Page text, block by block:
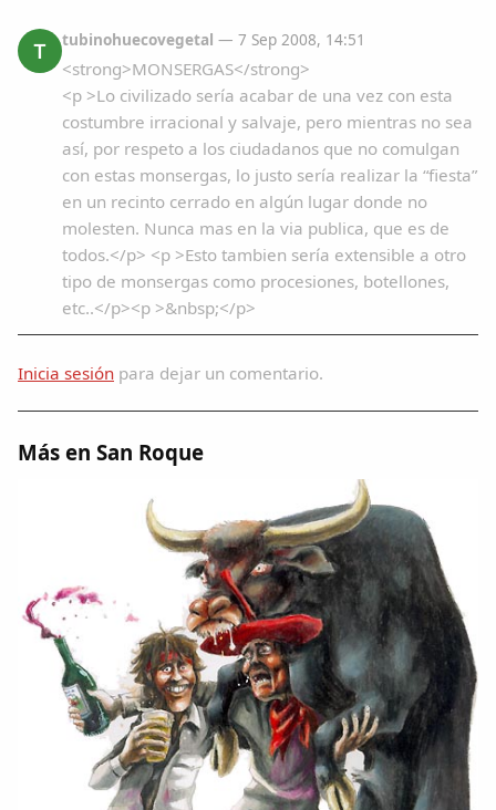
T tubinohuecovegetal — 7 Sep 2008, 14:51
<strong>MONSERGAS</strong>
<p >Lo civilizado sería acabar de una vez con esta
costumbre irracional y salvaje, pero mientras no sea
así, por respeto a los ciudadanos que no comulgan
con estas monsergas, lo justo sería realizar la “fiesta”
en un recinto cerrado en algún lugar donde no
molesten. Nunca mas en la via publica, que es de
todos.</p> <p >Esto tambien sería extensible a otro
tipo de monsergas como procesiones, botellones,
etc..</p><p >&nbsp;</p>
Inicia sesión para dejar un comentario.
Más en San Roque